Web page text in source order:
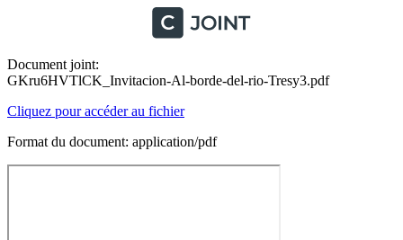
Document joint:
GKru6HVTlCK_Invitacion-Al-borde-del-rio-Tresy3.pdf
Cliquez pour accéder au fichier
Format du document: application/pdf